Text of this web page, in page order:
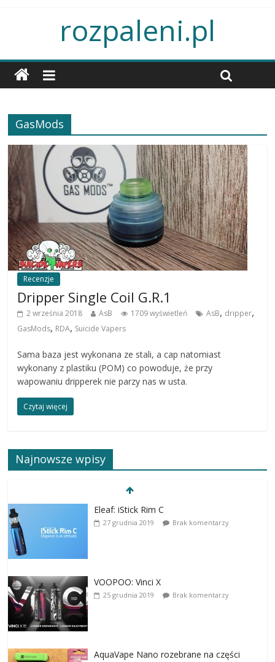
rozpaleni.pl
GasMods
Recenzje
Dripper Single Coil G.R.1
2 września 2018 AsB 1709 wyświetleń AsB, dripper,
GasMods, RDA, Suicide Vapers
Sama baza jest wykonana ze stali, a cap natomiast
wykonany z plastiku (POM) co powoduje, że przy
wapowaniu dripperek nie parzy nas w usta.
Czytaj więcej
Najnowsze wpisy
Eleaf: iStick Rim C
27 grudnia 2019 Brak komentarzy
VOOPOO: Vinci X
25 grudnia 2019 Brak komentarzy
AquaVape Nano rozebrane na części